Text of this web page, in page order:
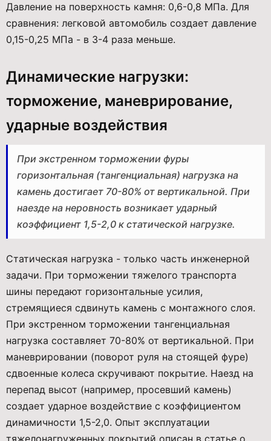
Давление на поверхность камня: 0,6-0,8 МПа. Для
сравнения: легковой автомобиль создает давление
0,15-0,25 МПа - в 3-4 раза меньше.
Динамические нагрузки:
торможение, маневрирование,
ударные воздействия
При экстренном торможении фуры
горизонтальная (тангенциальная) нагрузка на
камень достигает 70-80% от вертикальной. При
наезде на неровность возникает ударный
коэффициент 1,5-2,0 к статической нагрузке.
Статическая нагрузка - только часть инженерной
задачи. При торможении тяжелого транспорта
шины передают горизонтальные усилия,
стремящиеся сдвинуть камень с монтажного слоя.
При экстренном торможении тангенциальная
нагрузка составляет 70-80% от вертикальной. При
маневрировании (поворот руля на стоящей фуре)
сдвоенные колеса скручивают покрытие. Наезд на
перепад высот (например, просевший камень)
создает ударное воздействие с коэффициентом
динамичности 1,5-2,0. Опыт эксплуатации